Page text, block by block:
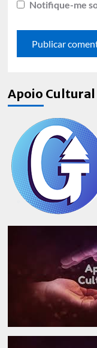
Notifique-me
Apoio Cultural